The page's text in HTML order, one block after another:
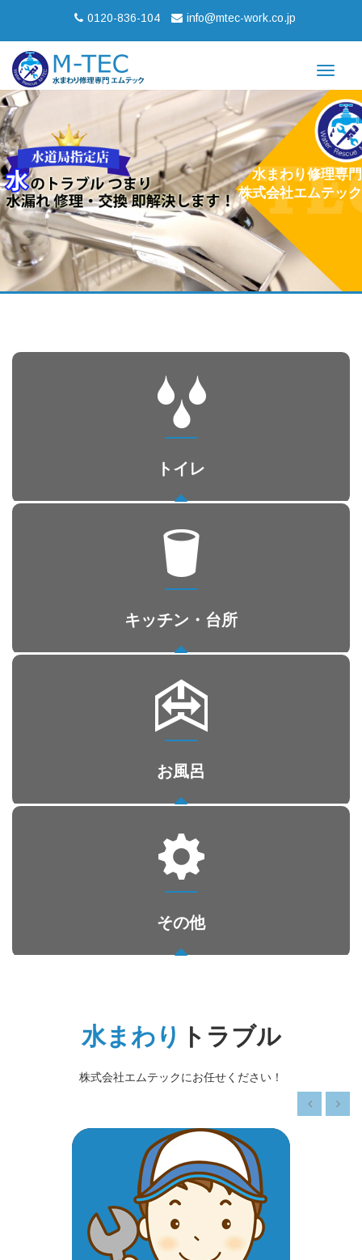
0120-836-104 info@mtec-work.co.jp
Toggle
水まわり修理専門
株式会社エムテック
トイレ
水漏れ・詰まり
キッチン・台所
水漏れ・詰まり
お風呂
その他
その他
トラブルetc.
水まわり トラブル
株式会社エムテックにお任せください！